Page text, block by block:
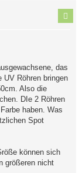
das
UV Röhren bringen
Also die
DIe 2 Röhren
haben. Was
Spot
können sich
größeren nicht